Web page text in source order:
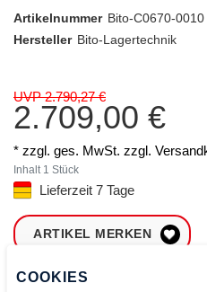
Artikelnummer Bito-C0670-0010
Hersteller Bito-Lagertechnik
UVP 2.790,27 €
2.709,00 €
* zzgl. ges. MwSt. zzgl.
Inhalt 1 Stück
Lieferzeit 7 Tage
ARTIKEL MERKEN
ZUM WARENKORB
COOKIES